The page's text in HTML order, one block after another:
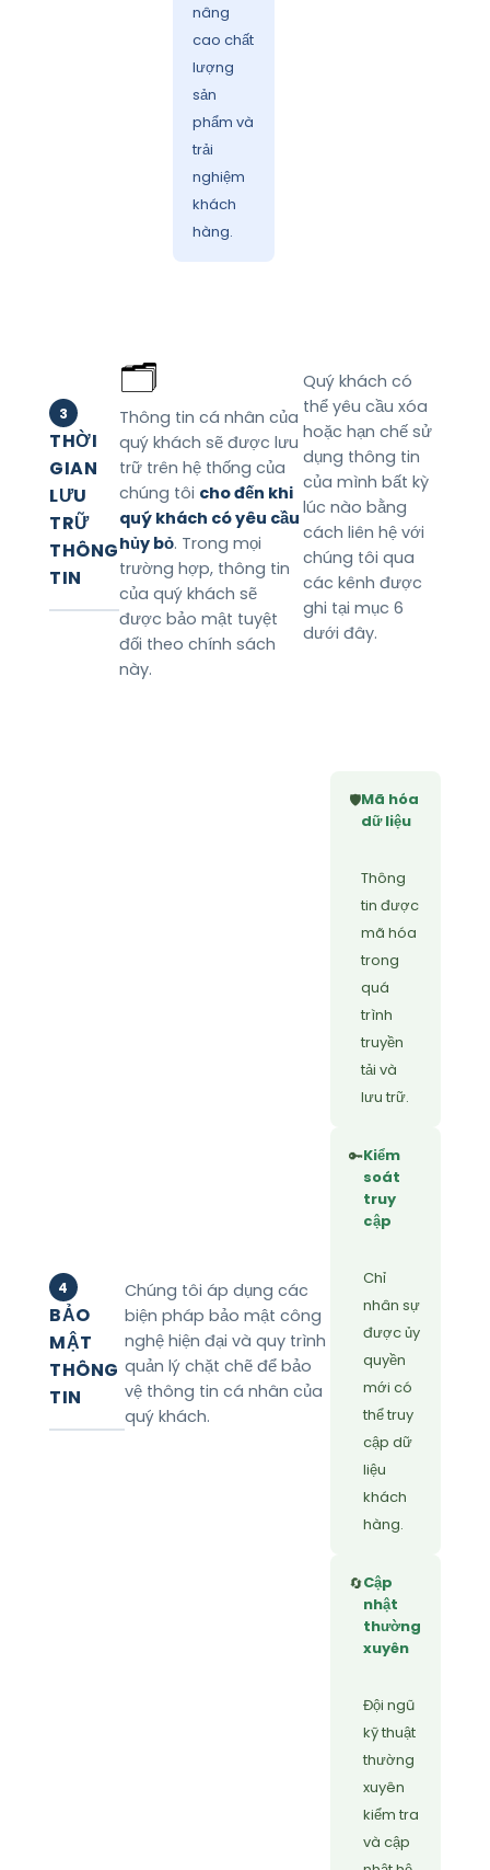
nâng
cao chất
lượng
sản
phẩm và
trải
nghiệm
khách
hàng.
3
THỜI
GIAN
LƯU
TRỮ
THÔNG
TIN
🗂️
Thông tin cá nhân của
quý khách sẽ được lưu
trữ trên hệ thống của
chúng tôi cho đến khi
quý khách có yêu cầu
hủy bỏ. Trong mọi
trường hợp, thông tin
của quý khách sẽ
được bảo mật tuyệt
đối theo chính sách
này.
Quý khách có
thể yêu cầu xóa
hoặc hạn chế sử
dụng thông tin
của mình bất kỳ
lúc nào bằng
cách liên hệ với
chúng tôi qua
các kênh được
ghi tại mục 6
dưới đây.
4
BẢO
MẬT
THÔNG
TIN
Chúng tôi áp dụng các
biện pháp bảo mật công
nghệ hiện đại và quy trình
quản lý chặt chẽ để bảo
vệ thông tin cá nhân của
quý khách.
🛡️Mã hóa
dữ liệu
Thông
tin được
mã hóa
trong
quá
trình
truyền
tải và
lưu trữ.
🔑Kiểm
soát
truy
cập
Chỉ
nhân sự
được ủy
quyền
mới có
thể truy
cập dữ
liệu
khách
hàng.
🔄Cập
nhật
thường
xuyên
Đội ngũ
kỹ thuật
thường
xuyên
kiểm tra
và cập